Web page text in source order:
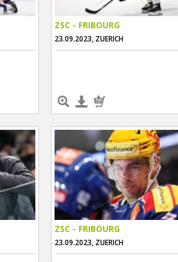
ZSC - FRIBOURG
23.09.2023, ZUERICH
ZSC - FRIBOURG
23.09.2023, ZUERICH